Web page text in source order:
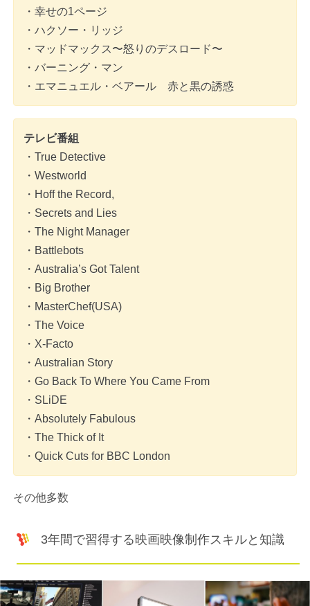
・幸せの1ページ
・ハクソー・リッジ
・マッドマックス〜怒りのデスロード〜
・バーニング・マン
・エマニュエル・ベアール 赤と黒の誘惑
テレビ番組
・True Detective
・Westworld
・Hoff the Record,
・Secrets and Lies
・The Night Manager
・Battlebots
・Australia’s Got Talent
・Big Brother
・MasterChef(USA)
・The Voice
・X-Facto
・Australian Story
・Go Back To Where You Came From
・SLiDE
・Absolutely Fabulous
・The Thick of It
・Quick Cuts for BBC London
その他多数
3年間で習得する映画映像制作スキルと知識